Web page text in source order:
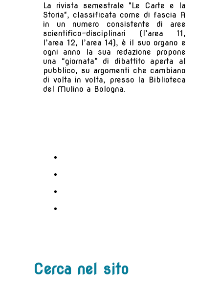
La rivista semestrale "Le Carte e la
Storia", classificata come di fascia A
in un numero consistente di aree
scientifico-disciplinari (l’area 11,
l’area 12, l’area 14), è il suo organo e
ogni anno la sua redazione propone
una “giornata” di dibattito aperta al
pubblico, su argomenti che cambiano
di volta in volta, presso la Biblioteca
del Mulino a Bologna.
Cerca nel sito